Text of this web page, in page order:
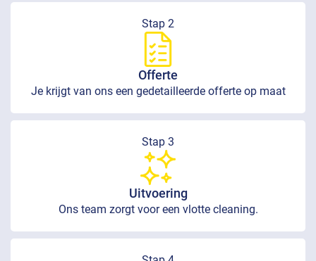
Stap 2
Offerte
Je krijgt van ons een gedetailleerde offerte op maat
Stap 3
Uitvoering
Ons team zorgt voor een vlotte cleaning.